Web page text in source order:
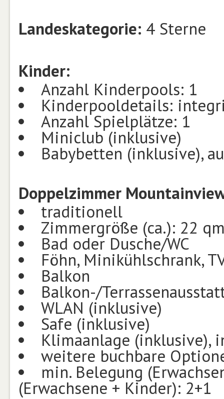
Landeskategorie: 4 Sterne
Kinder:
Anzahl Kinderpools: 1
Kinderpooldetails:
Anzahl Spielplätze: 1
Miniclub (inklusive)
Babybetten (inklusive),
Doppelzimmer
traditionell
Zimmergröße (ca.): 22
Bad oder Dusche/WC
Föhn, Minikühlschrank,
Balkon
Balkon-/
WLAN (inklusive)
Safe (inklusive)
Klimaanlage (inklusive),
weitere buchbare
min. Belegung
(Erwachsene + Kinder): 2+1